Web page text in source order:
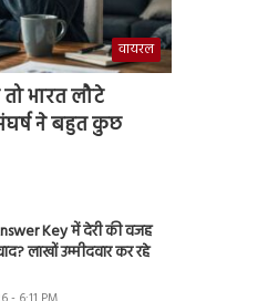
वायरल
भारत लौटे
ने बहुत कुछ
Key में देरी की वजह
लाखों उम्मीदवार कर रहे